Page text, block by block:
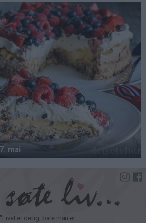
"Livet er deilig, bare man er